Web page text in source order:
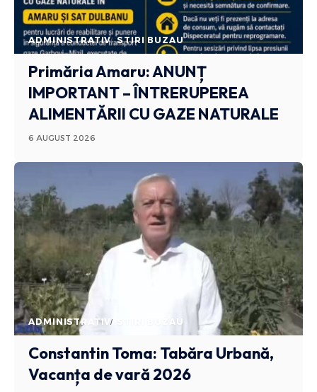
ADMINISTRATIV STIRI BUZAU
Primăria Amaru: ANUNȚ
IMPORTANT – ÎNTRERUPEREA
ALIMENTĂRII CU GAZE NATURALE
6 AUGUST 2026
ADMINISTRATIV STIRI BUZAU
Constantin Toma: Tabăra Urbană,
Vacanța de vară 2026